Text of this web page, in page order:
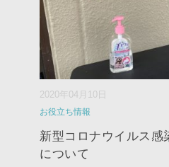
2020年04月10日
お役立ち情報
新型コロナウイルス感
について